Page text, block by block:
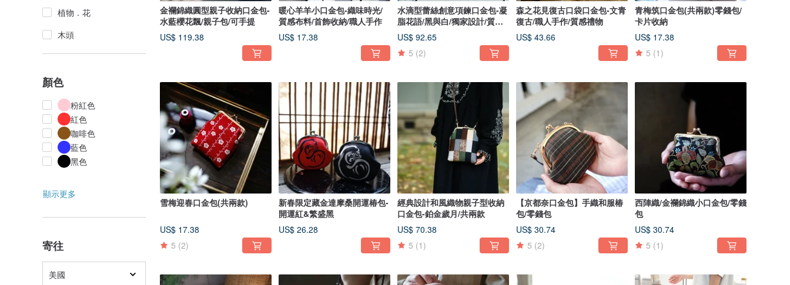
植物．花
木頭
顏色
粉紅色
紅色
咖啡色
藍色
黑色
顯示更多
寄往
美國
金襴錦織圓型親子收納口金包-
水藍櫻花飄/親子包/可手提
US$ 119.38
暖心羊羊小口金包-織味時光/
質感布料/首飾收納/職人手作
US$ 17.38
水滴型蕾絲創意項鍊口金包-凝
脂花語/黑與白/獨家設計/質感
飾品/
US$ 92.65
5 (2)
森之花見復古口袋口金包-文青
復古/職人手作/質感禮物
US$ 43.66
青梅筑口金包(共兩款)零錢包/
卡片收納
US$ 17.38
5 (1)
雪梅迎春口金包(共兩款)
US$ 17.38
5 (2)
新春限定藏金達摩桑開運椿包-
開運紅&繁盛黑
US$ 26.28
經典設計和風織物親子型收納
口金包-鉑金歲月/共兩款
US$ 70.38
5 (1)
【京都奈口金包】手織和服椿
包/零錢包
US$ 30.74
5 (2)
西陣織/金襴錦織小口金包/零錢
包
US$ 30.74
5 (1)